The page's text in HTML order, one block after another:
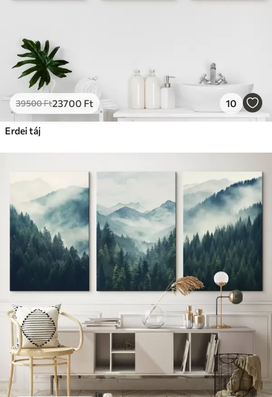
39500Ft23700 Ft 10
Erdei táj